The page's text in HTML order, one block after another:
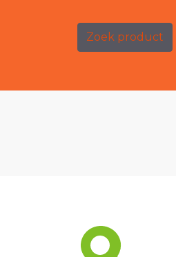
Zoek product